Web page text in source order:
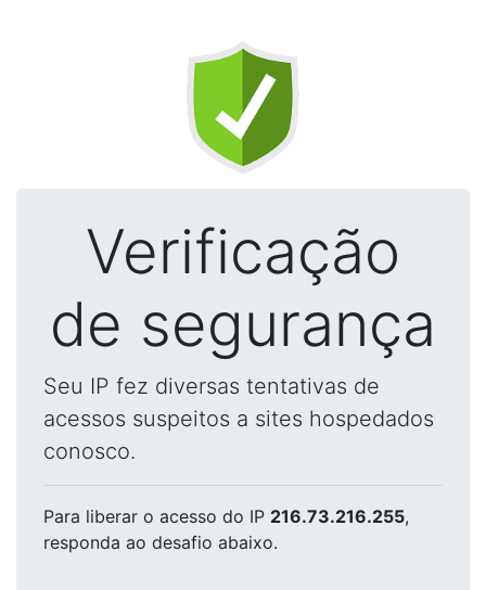
Verificação
de segurança
Seu IP fez diversas tentativas de
acessos suspeitos a sites hospedados
conosco.
Para liberar o acesso do IP 216.73.216.255,
responda ao desafio abaixo.